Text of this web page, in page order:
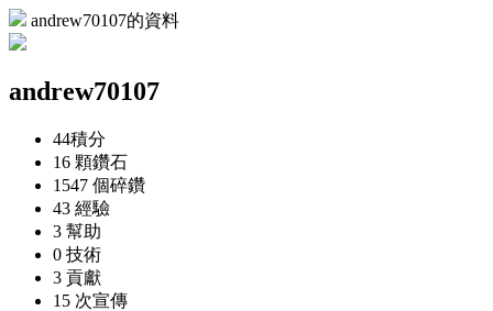
andrew70107的資料
andrew70107
44積分
16 顆鑽石
1547 個碎鑽
43 經驗
3 幫助
0 技術
3 貢獻
15 次宣傳